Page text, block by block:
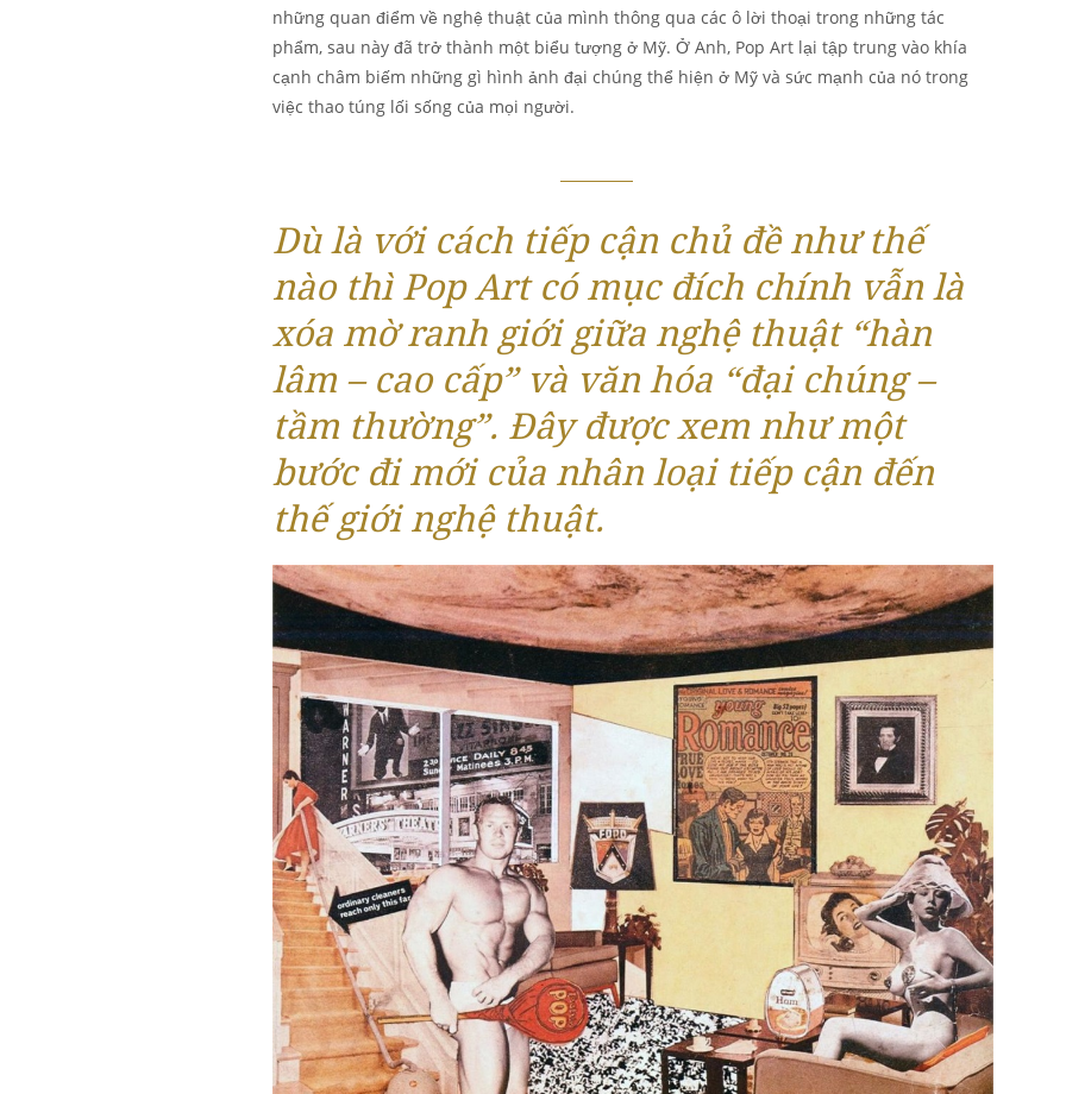
những quan điểm về nghệ thuật của mình thông qua các ô lời thoại trong những tác
phẩm, sau này đã trở thành một biểu tượng ở Mỹ. Ở Anh, Pop Art lại tập trung vào khía
cạnh châm biếm những gì hình ảnh đại chúng thể hiện ở Mỹ và sức mạnh của nó trong
việc thao túng lối sống của mọi người.
Dù là với cách tiếp cận chủ đề như thế
nào thì Pop Art có mục đích chính vẫn là
xóa mờ ranh giới giữa nghệ thuật “hàn
lâm – cao cấp” và văn hóa “đại chúng –
tầm thường”. Đây được xem như một
bước đi mới của nhân loại tiếp cận đến
thế giới nghệ thuật.